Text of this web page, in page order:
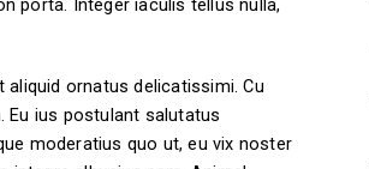
porta. Integer iaculis tellus nulla,
ornatus delicatissimi. Cu
Eu ius postulant salutatus
moderatius quo ut, eu vix noster